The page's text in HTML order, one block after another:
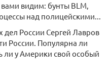
видим: бунты BLM,
над полицейскими...
России Сергей Лавров
России. Популярна ли
ли у Америки свой особый